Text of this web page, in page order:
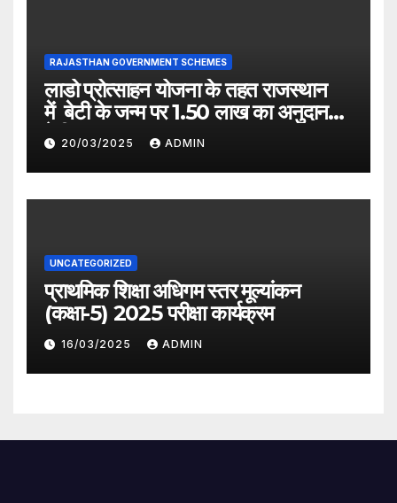
RAJASTHAN GOVERNMENT SCHEMES
लाडो प्रोत्साहन योजना के तहत राजस्थान
में बेटी के जन्म पर 1.50 लाख का अनुदान
देगी सरकार
20/03/2025 ADMIN
UNCATEGORIZED
प्राथमिक शिक्षा अधिगम स्तर मूल्यांकन
(कक्षा-5) 2025 परीक्षा कार्यक्रम
16/03/2025 ADMIN